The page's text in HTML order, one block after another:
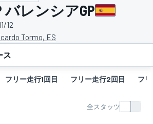
バレンシアGP
12
Tormo, ES
ス
フリー走行1回目 フリー走行2回目 フ
全スタッツ